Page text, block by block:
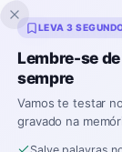
Inklingo
LEVA 3
Lembre-se
sempre
Vamos te testar
gravado na